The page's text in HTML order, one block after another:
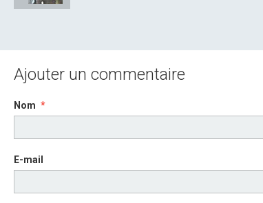
Ajouter un commentaire
Nom
E-mail